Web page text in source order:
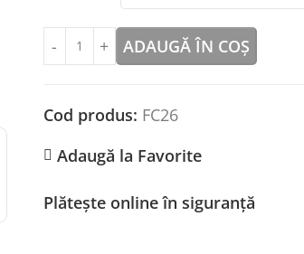
ADAUGĂ ÎN COȘ
Cod produs: FC26
Adaugă la Favorite
Plătește online în siguranță